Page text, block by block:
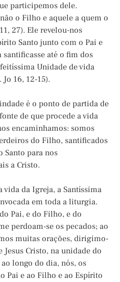
participemos dele.
o Filho e aquele a quem o
27). Ele revelou-nos
Santo junto com o Pai e
até o fim dos
Unidade de vida
16, 12-15).
é o ponto de partida de
de que procede a vida
encaminhamos: somos
do Filho, santificados
Santo para nos
a Cristo.
da Igreja, a Santíssima
em toda a liturgia.
Pai, e do Filho, e do
perdoam-se os pecados; ao
muitas orações, dirigimo-
Cristo, na unidade do
longo do dia, nós, os
Pai e ao Filho e ao Espírito